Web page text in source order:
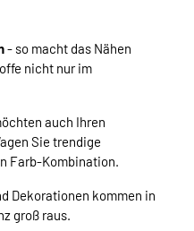
- so macht das Nähen
nicht nur im
auch Ihren
Sie trendige
Farb-Kombination.
Dekorationen kommen in
groß raus.